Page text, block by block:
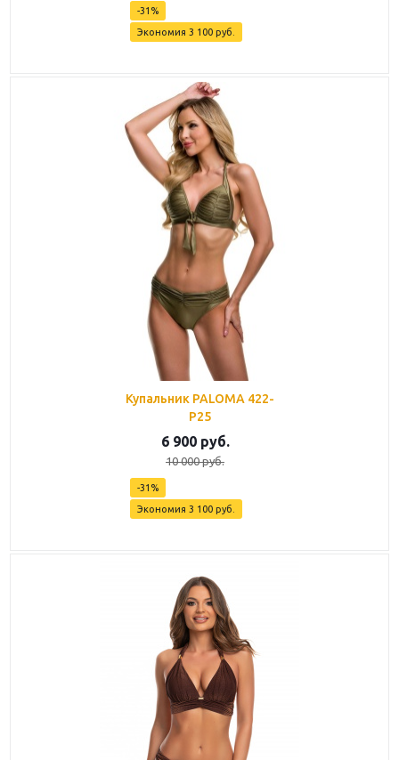
-31 %
Экономия 3 100руб.
Купальник PALOMA 422-
P25
6 900руб.
10 000руб.
-31 %
Экономия 3 100руб.